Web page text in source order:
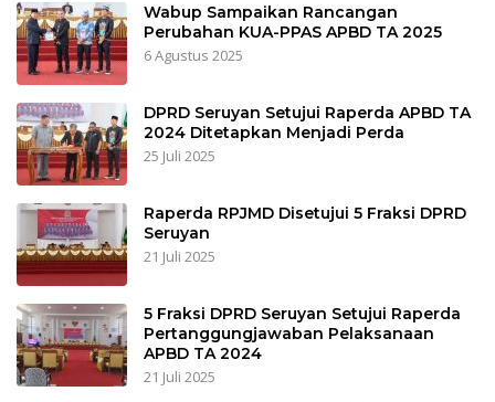
Wabup Sampaikan Rancangan
Perubahan KUA-PPAS APBD TA 2025
6 Agustus 2025
DPRD Seruyan Setujui Raperda APBD TA
2024 Ditetapkan Menjadi Perda
25 Juli 2025
Raperda RPJMD Disetujui 5 Fraksi DPRD
Seruyan
21 Juli 2025
5 Fraksi DPRD Seruyan Setujui Raperda
Pertanggungjawaban Pelaksanaan
APBD TA 2024
21 Juli 2025